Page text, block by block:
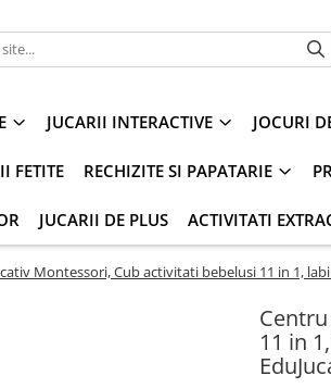
JUCARII INTERACTIVE JOCURI
FETITE RECHIZITE SI PAPATARIE
JUCARII DE PLUS ACTIVITATI
Montessori, Cub activitati bebelusi 11 in 1,
11 in